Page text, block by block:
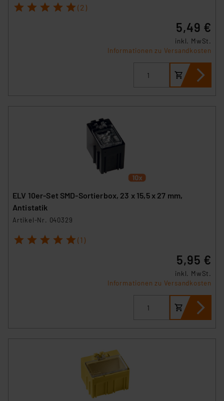
1 2 3 4 5 (2)
5,49 €
inkl. MwSt.
Informationen zu Versandkosten
ELV 10er-Set SMD-Sortierbox, 23 x 15,5 x 27 mm,
Antistatik
Artikel-Nr. 040329
1 2 3 4 5 (1)
5,95 €
inkl. MwSt.
Informationen zu Versandkosten